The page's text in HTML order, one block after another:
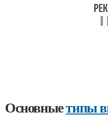
Основныетипы